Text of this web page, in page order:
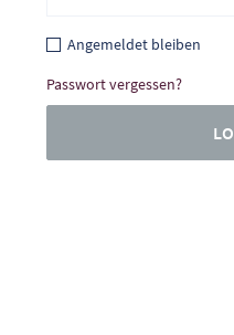
Angemeldet bleiben
Passwort vergessen?